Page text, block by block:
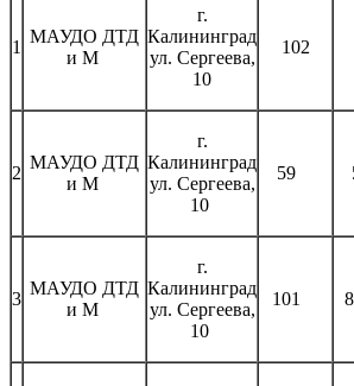
1
МАУДО ДТД
и М
г.
Калининград
ул. Сергеева,
10
102
2
МАУДО ДТД
и М
г.
Калининград
ул. Сергеева,
10
59
3
МАУДО ДТД
и М
г.
Калининград
ул. Сергеева,
10
101